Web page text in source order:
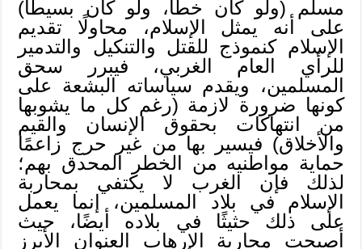
مسلم (ولو كان خطأ، ولو كان بسيطًا)
على أنه يمثل الإسلام، محاولًا تقديم
الإسلام كنموذج للقتل والتنكيل والتدمير
للرأي العام الغربي، فيبرر سحق
المسلمين، ويقدم سياساته البشعة على
كونها ضرورة لازمة (رغم كل ما يشوبها
من انتهاكات بحقوق الإنسان والقيم
والأخلاق) فيسير بها من غير حرج زاعمًا
حماية مواطنيه من الخطر المحدق بهم؛
لذلك فإن الغرب لا يكتفي بمحاربة
الإسلام في بلاد المسلمين، إنما يعمل
على ذلك حثيثًا في بلاده أيضًا، حيث
أصبحت محاربة الإرهاب العنوان الأبرز